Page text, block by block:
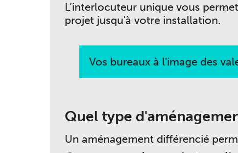
L’interlocuteur unique vous
projet jusqu'à votre installation.
Vos bureaux à l'image des
Quel type
Un aménagement différencié